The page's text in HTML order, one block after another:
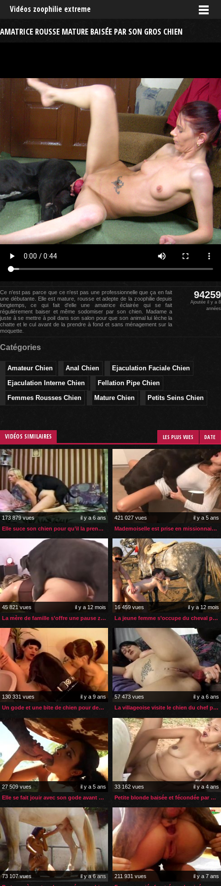
Vidéos zoophilie extreme
AMATRICE ROUSSE MATURE BAISÉE PAR SON GROS CHIEN
Ce n'est pas parce que ce n'est pas une professionnelle que ça en fait
une débutante. Elle est mature, rousse et adepte de la zoophilie depuis
longtemps, ce qui fait d'elle une amatrice éclairée qui se fait
régulièrement baiser et même sodomiser par son chien. Madame a
juste à se mettre à poil dans son salon pour que son animal lui lèche la
chatte et le cul avant de la prendre à fond et sans ménagement sur la
moquette.
94259
Ajoutée il y a 8
années
Catégories
Amateur Chien Anal Chien
Ejaculation Faciale Chien
Ejaculation Interne Chien
Fellation Pipe Chien
Femmes Rousses Chien
Mature Chien Petits Seins Chien
VIDÉOS SIMILAIRES LES PLUS VUES DATE
173 879 vues
il y a 6 ans
Elle suce son chien pour qu’il la prenne en levrette
421 027 vues
il y a 5 ans
Mademoiselle est prise en missionnaire par son chien
45 821 vues
il y a 12 mois
La mère de famille s’offre une pause zoophilie
16 459 vues
il y a 12 mois
La jeune femme s’occupe du cheval pendant que son mec la baise
130 331 vues
il y a 9 ans
Un gode et une bite de chien pour deux copines
57 473 vues
il y a 6 ans
La villageoise visite le chien du chef pour une sodomie
27 509 vues
il y a 5 ans
Elle se fait jouir avec son gode avant sucer son cheval
33 162 vues
il y a 4 ans
Petite blonde baisée et fécondée par un petit cheval
73 107 vues
il y a 6 ans
211 931 vues
il y a 7 ans